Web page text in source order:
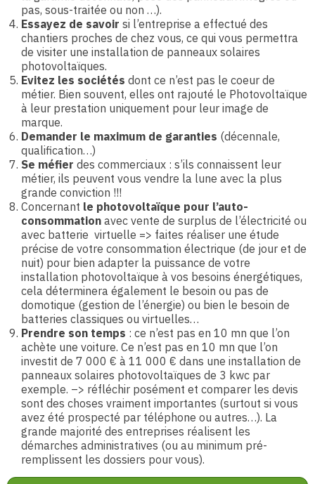
pas, sous-traitée ou non …).
Essayez de savoir si l’entreprise a effectué des
chantiers proches de chez vous, ce qui vous permettra
de visiter une installation de panneaux solaires
photovoltaïques.
Evitez les sociétés dont ce n’est pas le coeur de
métier. Bien souvent, elles ont rajouté le Photovoltaïque
à leur prestation uniquement pour leur image de
marque.
Demander le maximum de garanties (décennale,
qualification…)
Se méfier des commerciaux : s’ils connaissent leur
métier, ils peuvent vous vendre la lune avec la plus
grande conviction !!!
Concernant le photovoltaïque pour l’auto-
consommation avec vente de surplus de l’électricité ou
avec batterie virtuelle => faites réaliser une étude
précise de votre consommation électrique (de jour et de
nuit) pour bien adapter la puissance de votre
installation photovoltaïque à vos besoins énergétiques,
cela déterminera également le besoin ou pas de
domotique (gestion de l’énergie) ou bien le besoin de
batteries classiques ou virtuelles…
Prendre son temps : ce n’est pas en 10 mn que l’on
achète une voiture. Ce n’est pas en 10 mn que l’on
investit de 7 000 € à 11 000 € dans une installation de
panneaux solaires photovoltaïques de 3 kwc par
exemple. –> réfléchir posément et comparer les devis
sont des choses vraiment importantes (surtout si vous
avez été prospecté par téléphone ou autres…). La
grande majorité des entreprises réalisent les
démarches administratives (ou au minimum pré-
remplissent les dossiers pour vous).